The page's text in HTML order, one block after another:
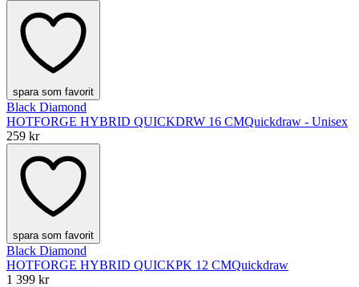
spara som favorit
Black Diamond
HOTFORGE HYBRID QUICKDRW 16 CMQuickdraw - Unisex
259 kr
spara som favorit
Black Diamond
HOTFORGE HYBRID QUICKPK 12 CMQuickdraw
1 399 kr